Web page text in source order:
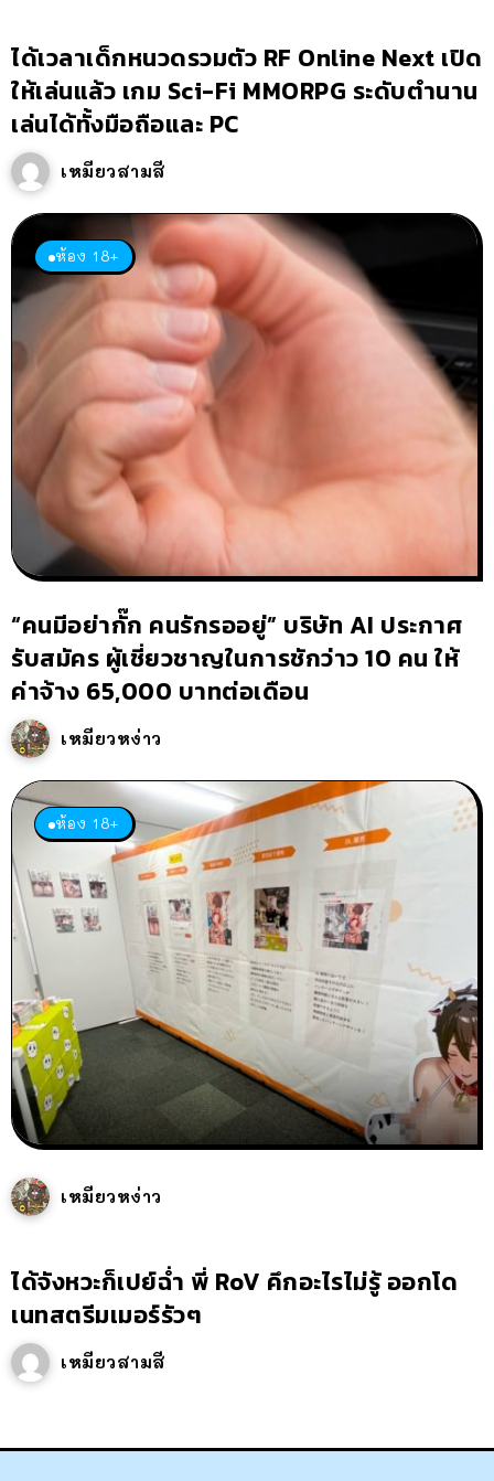
ได้เวลาเด็กหนวดรวมตัว RF Online Next เปิด
ให้เล่นแล้ว เกม Sci-Fi MMORPG ระดับตำนาน
เล่นได้ทั้งมือถือและ PC
เหมียวสามสี
ห้อง 18+
“คนมีอย่ากั๊ก คนรักรออยู่” บริษัท AI ประกาศ
รับสมัคร ผู้เชี่ยวชาญในการชักว่าว 10 คน ให้
ค่าจ้าง 65,000 บาทต่อเดือน
เหมียวหง่าว
ห้อง 18+
เหมียวหง่าว
ได้จังหวะก็เปย์ฉ่ำ พี่ RoV คึกอะไรไม่รู้ ออกโด
เนทสตรีมเมอร์รัวๆ
เหมียวสามสี